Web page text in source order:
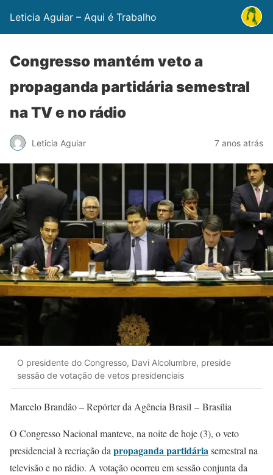
Leticia Aguiar – Aqui é Trabalho
Congresso mantém veto a
propaganda partidária semestral
na TV e no rádio
Leticia Aguiar 7 anos atrás
O presidente do Congresso, Davi Alcolumbre, preside
sessão de votação de vetos presidenciais
Marcelo Brandão – Repórter da Agência Brasil – Brasília
O Congresso Nacional manteve, na noite de hoje (3), o veto
presidencial à recriação dapropaganda partidáriasemestral na
televisão e no rádio. A votação ocorreu em sessão conjunta da